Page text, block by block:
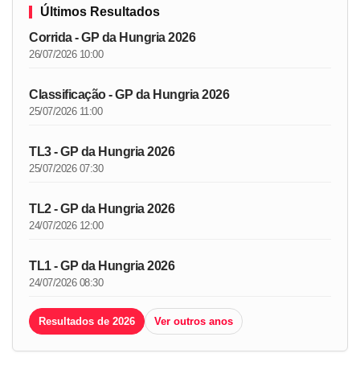
Últimos Resultados
Corrida - GP da Hungria 2026
26/07/2026 10:00
Classificação - GP da Hungria 2026
25/07/2026 11:00
TL3 - GP da Hungria 2026
25/07/2026 07:30
TL2 - GP da Hungria 2026
24/07/2026 12:00
TL1 - GP da Hungria 2026
24/07/2026 08:30
Resultados de 2026 Ver outros anos